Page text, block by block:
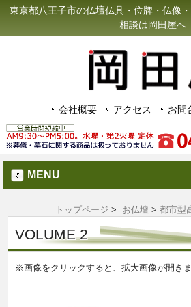
東京都八王子市の仏壇仏具・位牌・仏像
相談は岡田屋へ
会社概要 アクセス お問
MENU
トップページ > お仏壇 > 都市型
VOLUME 2
※画像をクリックすると、拡大画像が開きま